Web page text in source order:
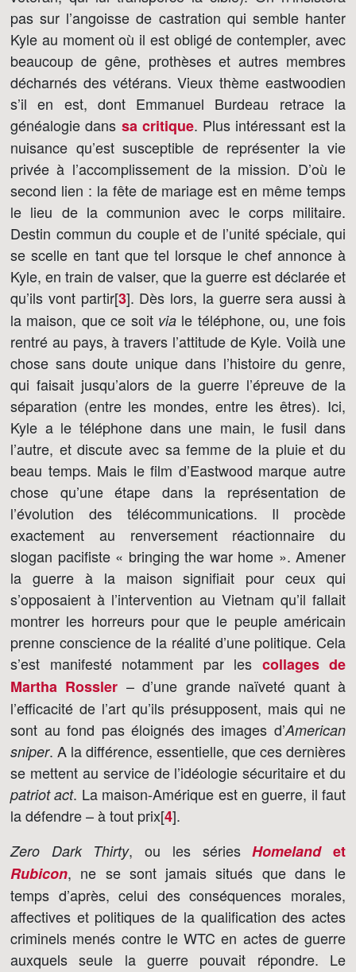
pas sur l’angoisse de castration qui semble hanter
Kyle au moment où il est obligé de contempler, avec
beaucoup de gêne, prothèses et autres membres
décharnés des vétérans. Vieux thème eastwoodien
s’il en est, dont Emmanuel Burdeau retrace la
généalogie dans sa critique. Plus intéressant est la
nuisance qu’est susceptible de représenter la vie
privée à l’accomplissement de la mission. D’où le
second lien : la fête de mariage est en même temps
le lieu de la communion avec le corps militaire.
Destin commun du couple et de l’unité spéciale, qui
se scelle en tant que tel lorsque le chef annonce à
Kyle, en train de valser, que la guerre est déclarée et
qu’ils vont partir[3]. Dès lors, la guerre sera aussi à
la maison, que ce soit via le téléphone, ou, une fois
rentré au pays, à travers l’attitude de Kyle. Voilà une
chose sans doute unique dans l’histoire du genre,
qui faisait jusqu’alors de la guerre l’épreuve de la
séparation (entre les mondes, entre les êtres). Ici,
Kyle a le téléphone dans une main, le fusil dans
l’autre, et discute avec sa femme de la pluie et du
beau temps. Mais le film d’Eastwood marque autre
chose qu’une étape dans la représentation de
l’évolution des télécommunications. Il procède
exactement au renversement réactionnaire du
slogan pacifiste « bringing the war home ». Amener
la guerre à la maison signifiait pour ceux qui
s’opposaient à l’intervention au Vietnam qu’il fallait
montrer les horreurs pour que le peuple américain
prenne conscience de la réalité d’une politique. Cela
s’est manifesté notamment par les collages de
Martha Rossler – d’une grande naïveté quant à
l’efficacité de l’art qu’ils présupposent, mais qui ne
sont au fond pas éloignés des images d’American
sniper. A la différence, essentielle, que ces dernières
se mettent au service de l’idéologie sécuritaire et du
patriot act. La maison-Amérique est en guerre, il faut
la défendre – à tout prix[4].
Zero Dark Thirty, ou les sériesHomelandet
Rubicon, ne se sont jamais situés que dans le
temps d’après, celui des conséquences morales,
affectives et politiques de la qualification des actes
criminels menés contre le WTC en actes de guerre
auxquels seule la guerre pouvait répondre. Le